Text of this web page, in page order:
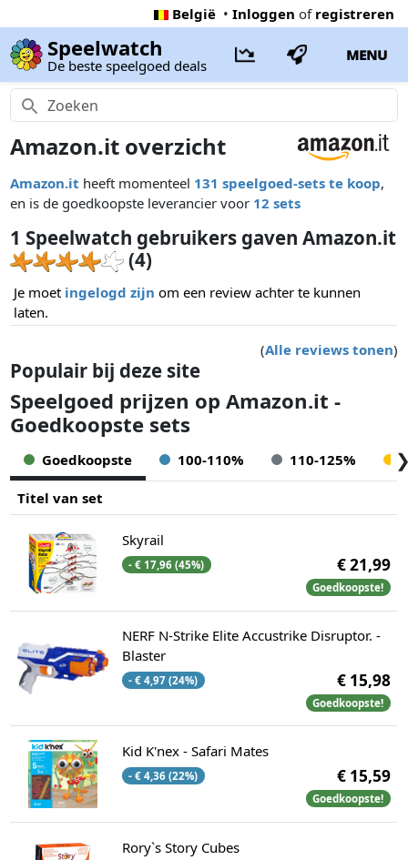
België • Inloggen of registreren
Speelwatch
De beste speelgoed deals
MENU
Amazon.it overzicht
Amazon.it heeft momenteel 131 speelgoed-sets te koop,
en is de goedkoopste leverancier voor 12 sets
1 Speelwatch gebruikers gaven Amazon.it
(4)
Je moet ingelogd zijn om een review achter te kunnen
laten.
(Alle reviews tonen)
Populair bij deze site
Speelgoed prijzen op Amazon.it -
Goedkoopste sets
Goedkoopste 100-110% 110-125%
Titel van set
Skyrail
- € 17,96 (45%) € 21,99
Goedkoopste!
NERF N-Strike Elite Accustrike Disruptor. -
Blaster
- € 4,97 (24%) € 15,98
Goedkoopste!
Kid K'nex - Safari Mates
- € 4,36 (22%) € 15,59
Goedkoopste!
Rory`s Story Cubes